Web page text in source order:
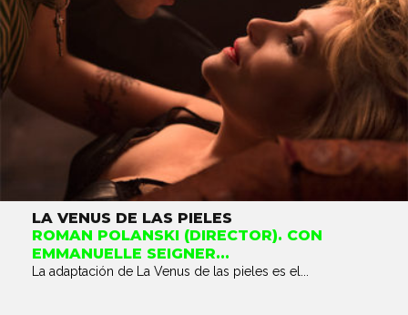
LA VENUS DE LAS PIELES
ROMAN POLANSKI (DIRECTOR). CON
EMMANUELLE SEIGNER...
La adaptación de La Venus de las pieles es el...